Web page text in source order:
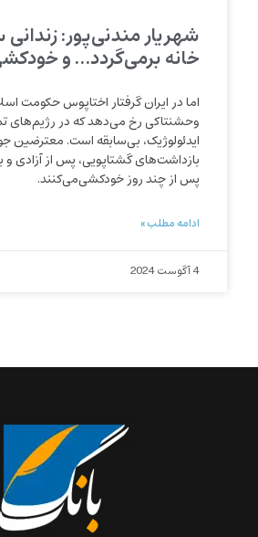
شهریار مندنی‌پور:
خانه برمی‌گردد… و
اما در ایران گرفتار اختاپوس حکومت
وحشنتاکی رخ‌ می‌دهد که در رژیم‌های
ایدئولوژیک، بی‌سابقه است. معترضین
بازداشت‌های گشتاپویی، پس از آزادی و
پس از چند روز خودکشی‌می‌کنند.
ادامه مطلب »
4 آگوست 2024